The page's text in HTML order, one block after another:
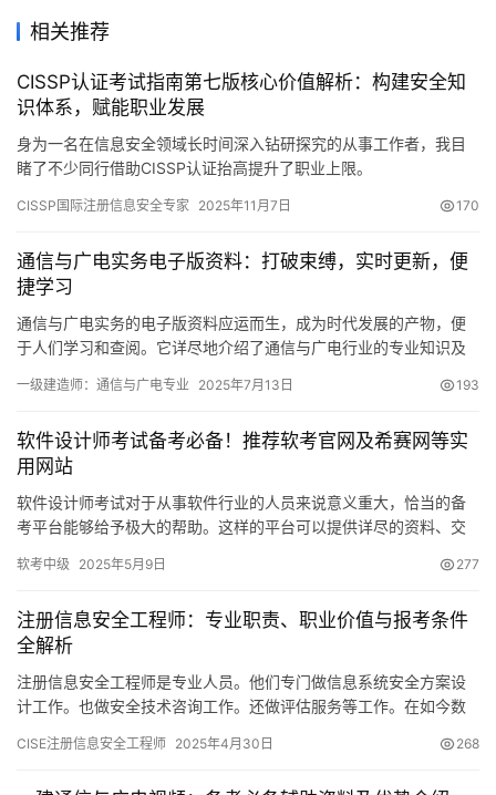
相关推荐
CISSP认证考试指南第七版核心价值解析：构建安全知
识体系，赋能职业发展
身为一名在信息安全领域长时间深入钻研探究的从事工作者，我目
睹了不少同行借助CISSP认证抬高提升了职业上限。
CISSP国际注册信息安全专家 2025年11月7日 170
通信与广电实务电子版资料：打破束缚，实时更新，便
捷学习
通信与广电实务的电子版资料应运而生，成为时代发展的产物，便
于人们学习和查阅。它详尽地介绍了通信与广电行业的专业知识及
一级建造师：通信与广电专业 2025年7月13日 193
软件设计师考试备考必备！推荐软考官网及希赛网等实
用网站
软件设计师考试对于从事软件行业的人员来说意义重大，恰当的备
考平台能够给予极大的帮助。这样的平台可以提供详尽的资料、交
软考中级 2025年5月9日 277
注册信息安全工程师：专业职责、职业价值与报考条件
全解析
注册信息安全工程师是专业人员。他们专门做信息系统安全方案设
计工作。也做安全技术咨询工作。还做评估服务等工作。在如今数
CISE注册信息安全工程师 2025年4月30日 268